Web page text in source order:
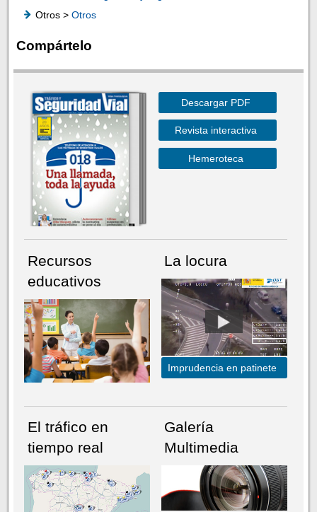
Otros > Otros
Compártelo
Descargar PDF
Revista interactiva
Hemeroteca
Recursos
educativos
La locura
Imprudencia en patinete
El tráfico en
tiempo real
Galería
Multimedia